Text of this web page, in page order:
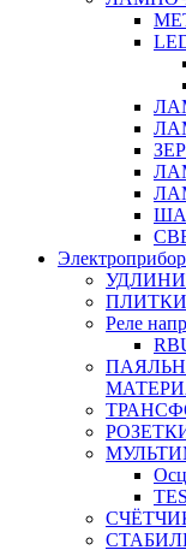
Реле